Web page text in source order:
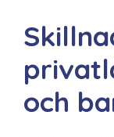
och